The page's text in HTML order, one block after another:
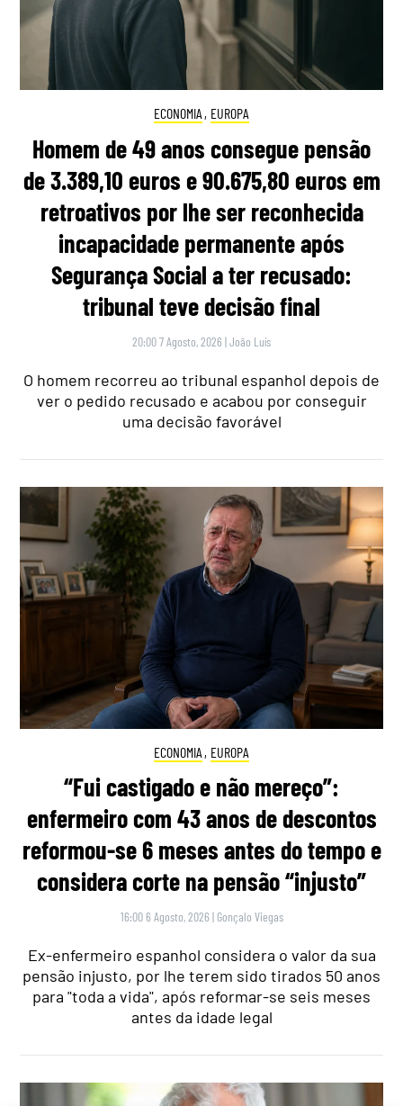
ECONOMIA , EUROPA
Homem de 49 anos consegue pensão
de 3.389,10 euros e 90.675,80 euros em
retroativos por lhe ser reconhecida
incapacidade permanente após
Segurança Social a ter recusado:
tribunal teve decisão final
20:00 7 Agosto, 2026 |João Luís
O homem recorreu ao tribunal espanhol depois de
ver o pedido recusado e acabou por conseguir
uma decisão favorável
ECONOMIA , EUROPA
“Fui castigado e não mereço”:
enfermeiro com 43 anos de descontos
reformou-se 6 meses antes do tempo e
considera corte na pensão “injusto”
16:00 6 Agosto, 2026 | Gonçalo Viegas
Ex-enfermeiro espanhol considera o valor da sua
pensão injusto, por lhe terem sido tirados 50 anos
para "toda a vida", após reformar-se seis meses
antes da idade legal